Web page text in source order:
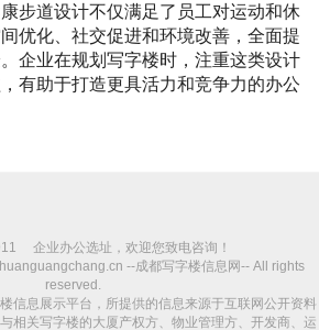
步道设计不仅满足了员工对运动和休
优化、社交促进和环境改善，全面提
企业在规划写字楼时，注重这类设计
有助于打造更具活力和竞争力的办公
企业办公选址，欢迎您致电咨询！
--成都写字楼信息网-- All rights
reserved.
信息展示平台，所提供的信息来源于互联网公开资料
相关写字楼的大厦产权方、物业管理方、开发商、运